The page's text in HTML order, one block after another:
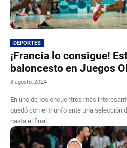
DEPORTES
¡Francia lo consigue!
baloncesto en Juegos
8 agosto, 2024
En uno de los encuentros más
quedó con el triunfo ante una selección
hasta el final.